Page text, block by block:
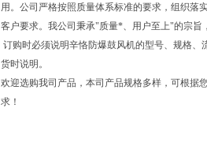
用。公司严格按照质量体系标准的要求，组织落
客户要求。我公司秉承"质量*、用户至上"的宗旨
订购时必须说明辛恪防爆鼓风机的型号、规格
货时说明。
欢迎选购我司产品，本司产品规格多样，可根据
求！